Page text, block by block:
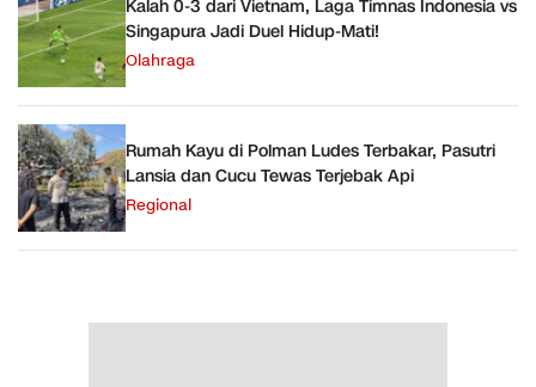
Kalah 0-3 dari Vietnam, Laga Timnas Indonesia vs
Singapura Jadi Duel Hidup-Mati!
Olahraga
Rumah Kayu di Polman Ludes Terbakar, Pasutri
Lansia dan Cucu Tewas Terjebak Api
Regional